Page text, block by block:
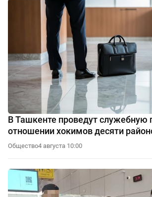
В Ташкенте проведут служебную
отношении хокимов десяти
Общество4 августа 10:00